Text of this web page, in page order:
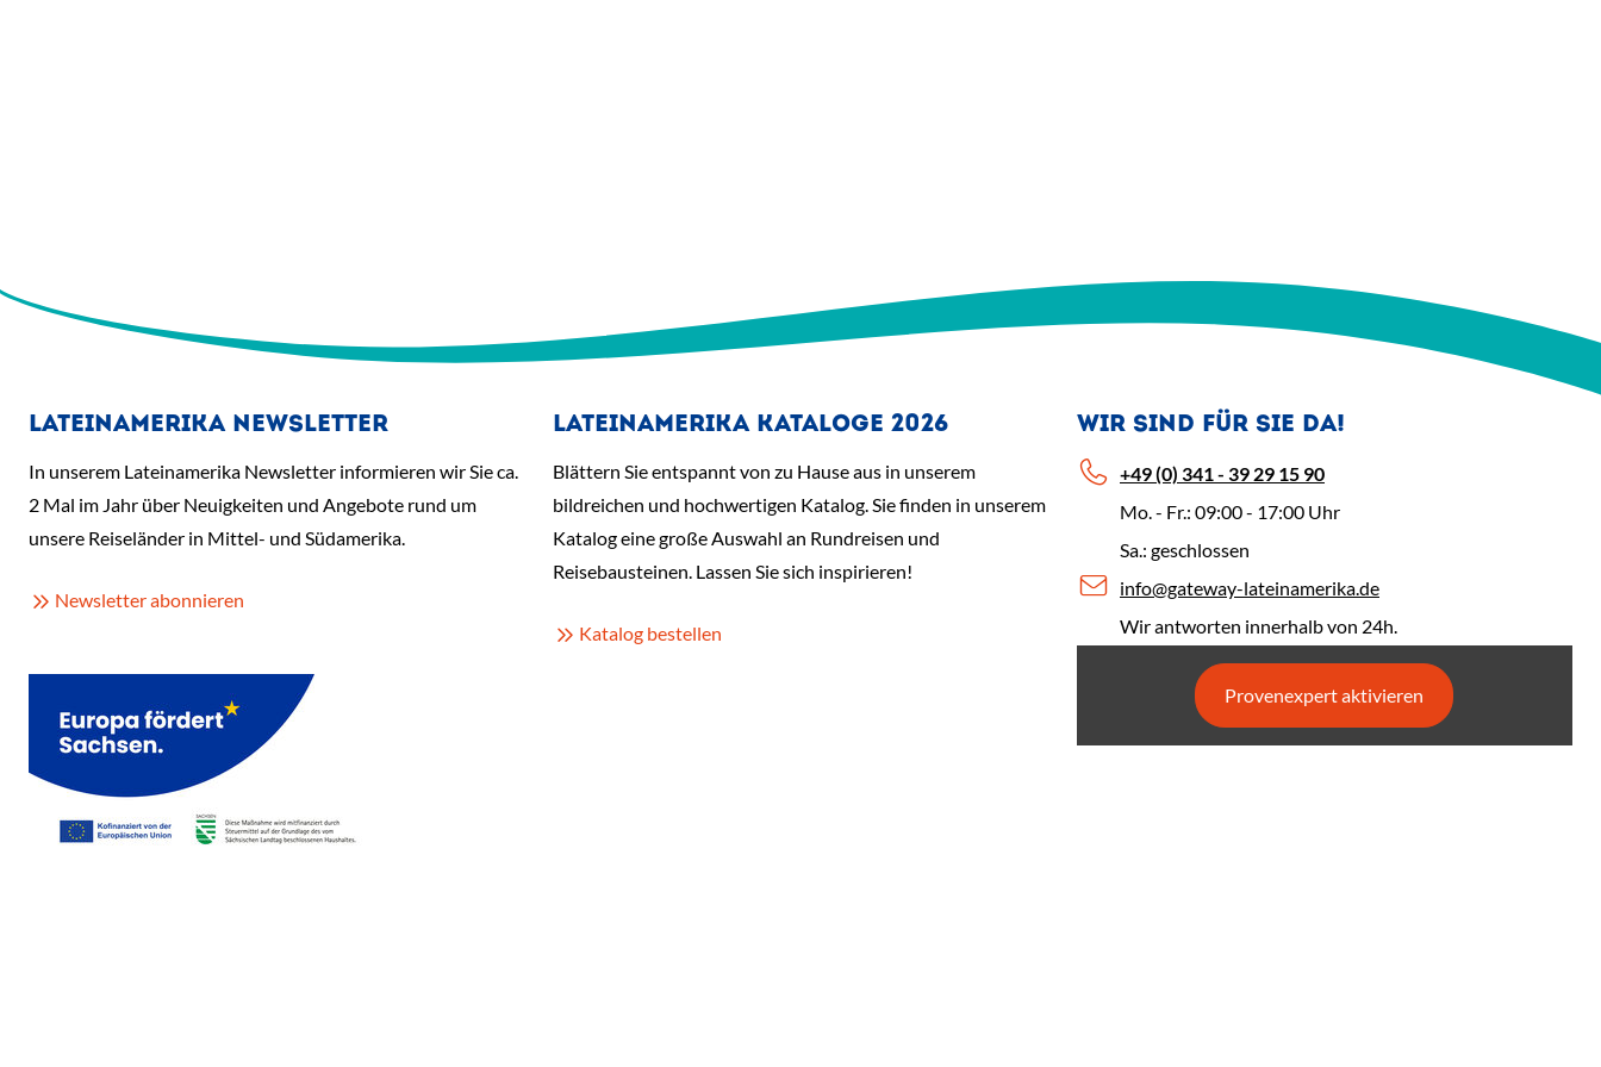
LATEINAMERIKA NEWSLETTER
In unserem Lateinamerika Newsletter informieren wir Sie ca.
2 Mal im Jahr über Neuigkeiten und Angebote rund um
unsere Reiseländer in Mittel- und Südamerika.
Newsletter abonnieren
LATEINAMERIKA KATALOGE 2026
Blättern Sie entspannt von zu Hause aus in unserem
bildreichen und hochwertigen Katalog. Sie finden in unserem
Katalog eine große Auswahl an Rundreisen und
Reisebausteinen. Lassen Sie sich inspirieren!
Katalog bestellen
WIR SIND FÜR SIE DA!
+49 (0) 341 - 39 29 15 90
Mo. - Fr.: 09:00 - 17:00 Uhr
Sa.: geschlossen
info@gateway-lateinamerika.de
Wir antworten innerhalb von 24h.
Provenexpert aktivieren